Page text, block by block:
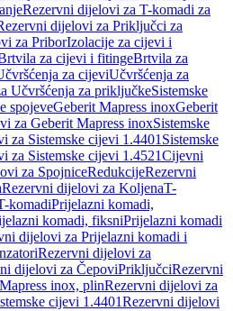
Rezervni dijelovi za T-komadi za
dijelovi za Priključci za
za PriborIzolacije za cijevi i
za cijevi i fitingeBrtvila za
za cijeviUčvršćenja za
Učvršćenja za priključkeSistemske
spojeveGeberit Mapress inoxGeberit
za Geberit Mapress inoxSistemske
za Sistemske cijevi 1.4401 Sistemske
za Sistemske cijevi 1.4521Cijevni
za SpojniceRedukcijeRezervni
Rezervni dijelovi za KoljenaT-
komadiPrijelazni komadi,
komadi, fiksniPrijelazni komadi
dijelovi za Prijelazni komadi i
Rezervni dijelovi za
dijelovi za ČepoviPriključciRezervni
inox, plinRezervni dijelovi za
cijevi 1.4401Rezervni dijelovi